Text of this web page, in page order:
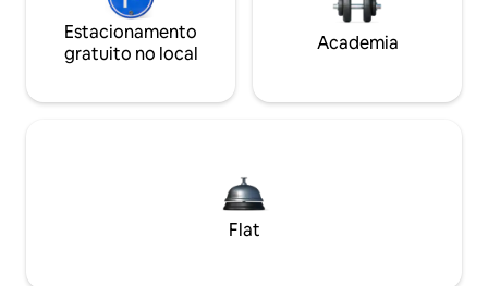
Estacionamento
gratuito no local
Academia
Flat